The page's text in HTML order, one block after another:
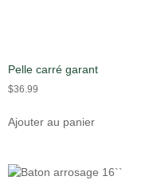
Pelle carré garant
$36.99
Ajouter au panier